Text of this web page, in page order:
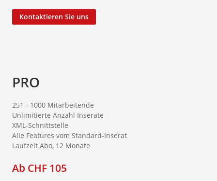
Kontaktieren Sie uns
PRO
251 - 1000 Mitarbeitende
Unlimitierte Anzahl Inserate
XML-Schnittstelle
Alle Features vom Standard-Inserat
Laufzeit Abo, 12 Monate
Ab CHF 105